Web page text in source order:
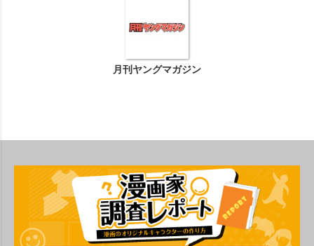
月刊ヤングマガジン